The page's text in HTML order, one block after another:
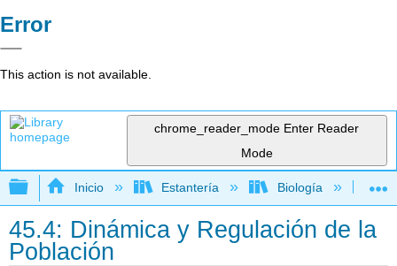
Error
This action is not available.
chrome_reader_mode Enter Reader
Mode
Expandir/contraer jerarquía global
Inicio Estantería Biología
45.4: Dinámica y Regulación de la
Población